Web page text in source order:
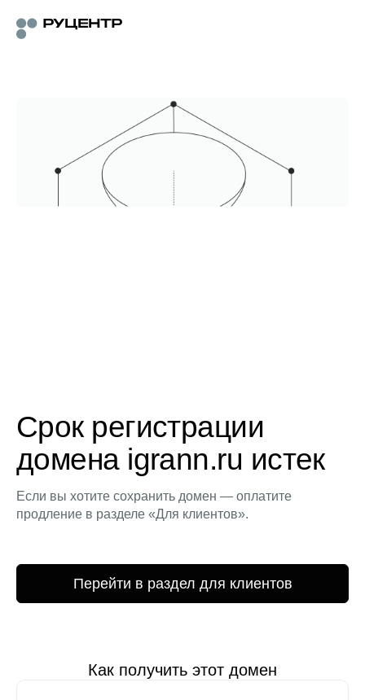
Срок регистрации
домена igrann.ru истек
Если вы хотите сохранить домен — оплатите
продление в разделе «Для клиентов».
Перейти в раздел для клиентов
Как получить этот домен